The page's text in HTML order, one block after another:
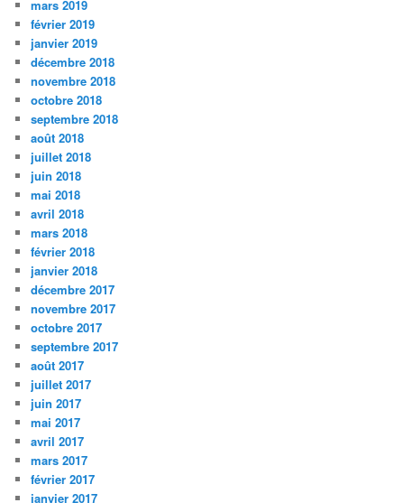
mars 2019
février 2019
janvier 2019
décembre 2018
novembre 2018
octobre 2018
septembre 2018
août 2018
juillet 2018
juin 2018
mai 2018
avril 2018
mars 2018
février 2018
janvier 2018
décembre 2017
novembre 2017
octobre 2017
septembre 2017
août 2017
juillet 2017
juin 2017
mai 2017
avril 2017
mars 2017
février 2017
janvier 2017